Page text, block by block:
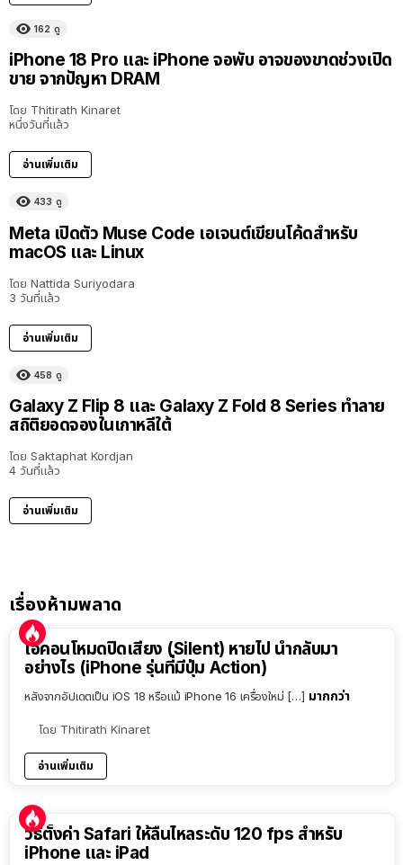
162 ดู
iPhone 18 Pro และ iPhone จอพับ อาจของขาดช่วงเปิด
ขาย จากปัญหา DRAM
โดย Thitirath Kinaret
หนึ่งวันที่แล้ว
อ่านเพิ่มเติม
433 ดู
Meta เปิดตัว Muse Code เอเจนต์เขียนโค้ดสำหรับ
macOS และ Linux
โดย Nattida Suriyodara
3 วันที่แล้ว
อ่านเพิ่มเติม
458 ดู
Galaxy Z Flip 8 และ Galaxy Z Fold 8 Series ทำลาย
สถิติยอดจองในเกาหลีใต้
โดย Saktaphat Kordjan
4 วันที่แล้ว
อ่านเพิ่มเติม
เรื่องห้ามพลาด
ไอคอนโหมดปิดเสียง (Silent) หายไป นำกลับมา
อย่างไร (iPhone รุ่นที่มีปุ่ม Action)
หลังจากอัปเดตเป็น iOS 18 หรือแม้ iPhone 16 เครื่องใหม่ […] มากกว่า
โดย Thitirath Kinaret
อ่านเพิ่มเติม
วิธีตั้งค่า Safari ให้ลื่นไหลระดับ 120 fps สำหรับ
iPhone และ iPad